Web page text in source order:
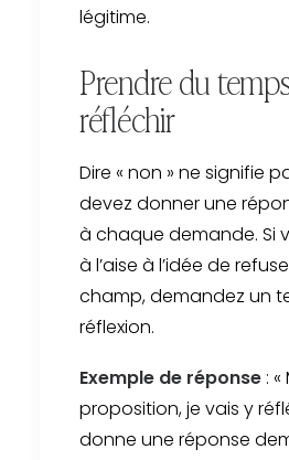
légitime.
Prendre du
réfléchir
Dire « non » ne signifie
devez donner une
à chaque demande. Si
à l’aise à l’idée de
champ, demandez un
réflexion.
Exemple de réponse :
proposition, je vais y
donne une réponse